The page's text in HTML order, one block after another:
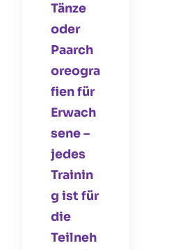
Tänze
oder
Paarch
oreogra
fien für
Erwach
sene –
jedes
Trainin
g ist für
die
Teilneh